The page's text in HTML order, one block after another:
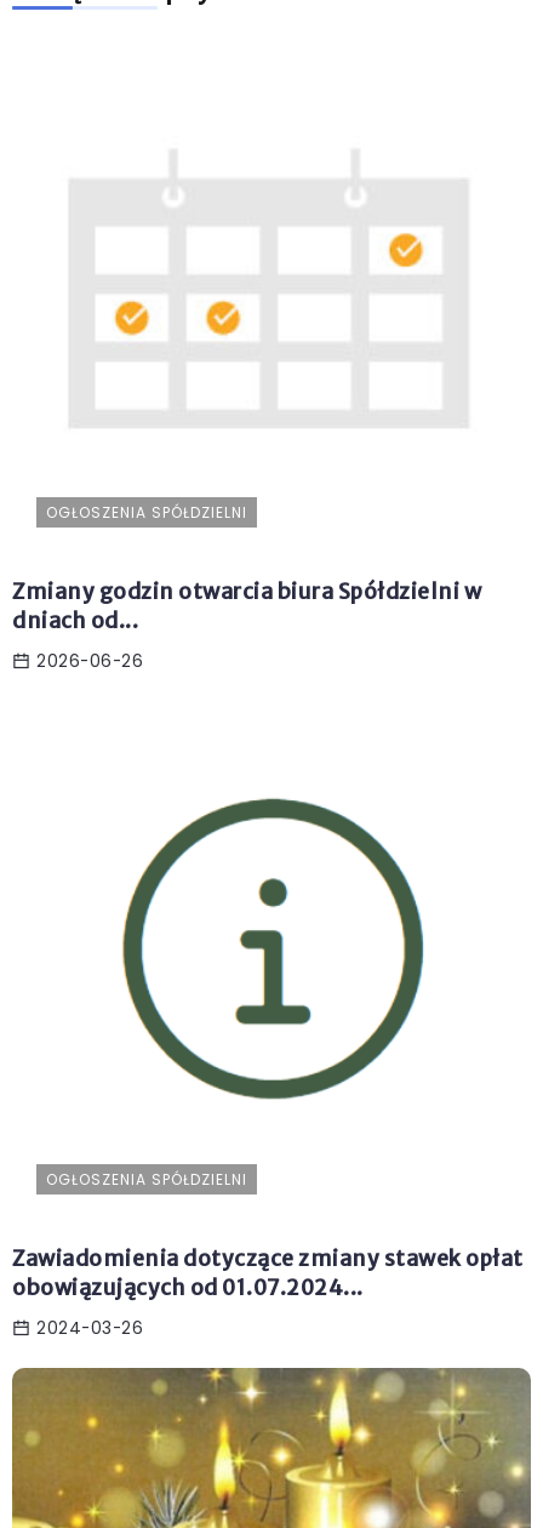
OGŁOSZENIA SPÓŁDZIELNI
Zmiany godzin otwarcia biura Spółdzielni w
dniach od...
2026-06-26
OGŁOSZENIA SPÓŁDZIELNI
Zawiadomienia dotyczące zmiany stawek opłat
obowiązujących od 01.07.2024...
2024-03-26